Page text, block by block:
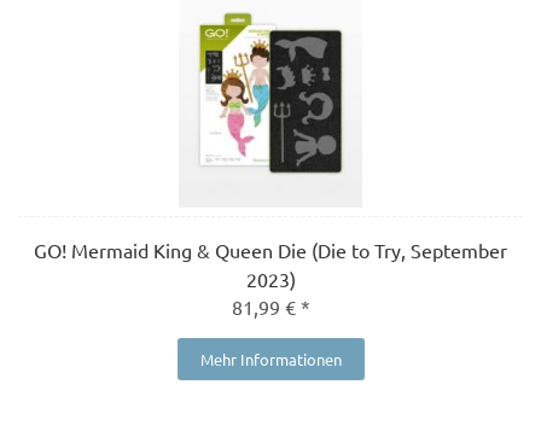
GO! Mermaid King & Queen Die (Die to Try, September
2023)
81,99 € *
Mehr Informationen